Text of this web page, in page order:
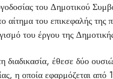
του Δημοτικού
του επικεφαλής της
του έργου της
έθεσε δύο
η οποία εφαρμόζεται